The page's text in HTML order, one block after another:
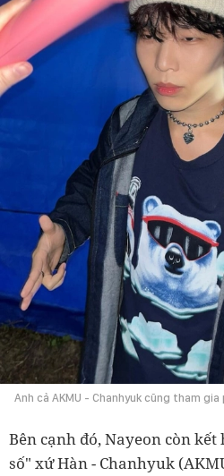
Anh cả AKMU - Chanhyuk cũng tham
Bên cạnh đó, Nayeon còn
số" xứ Hàn - Chanhyuk